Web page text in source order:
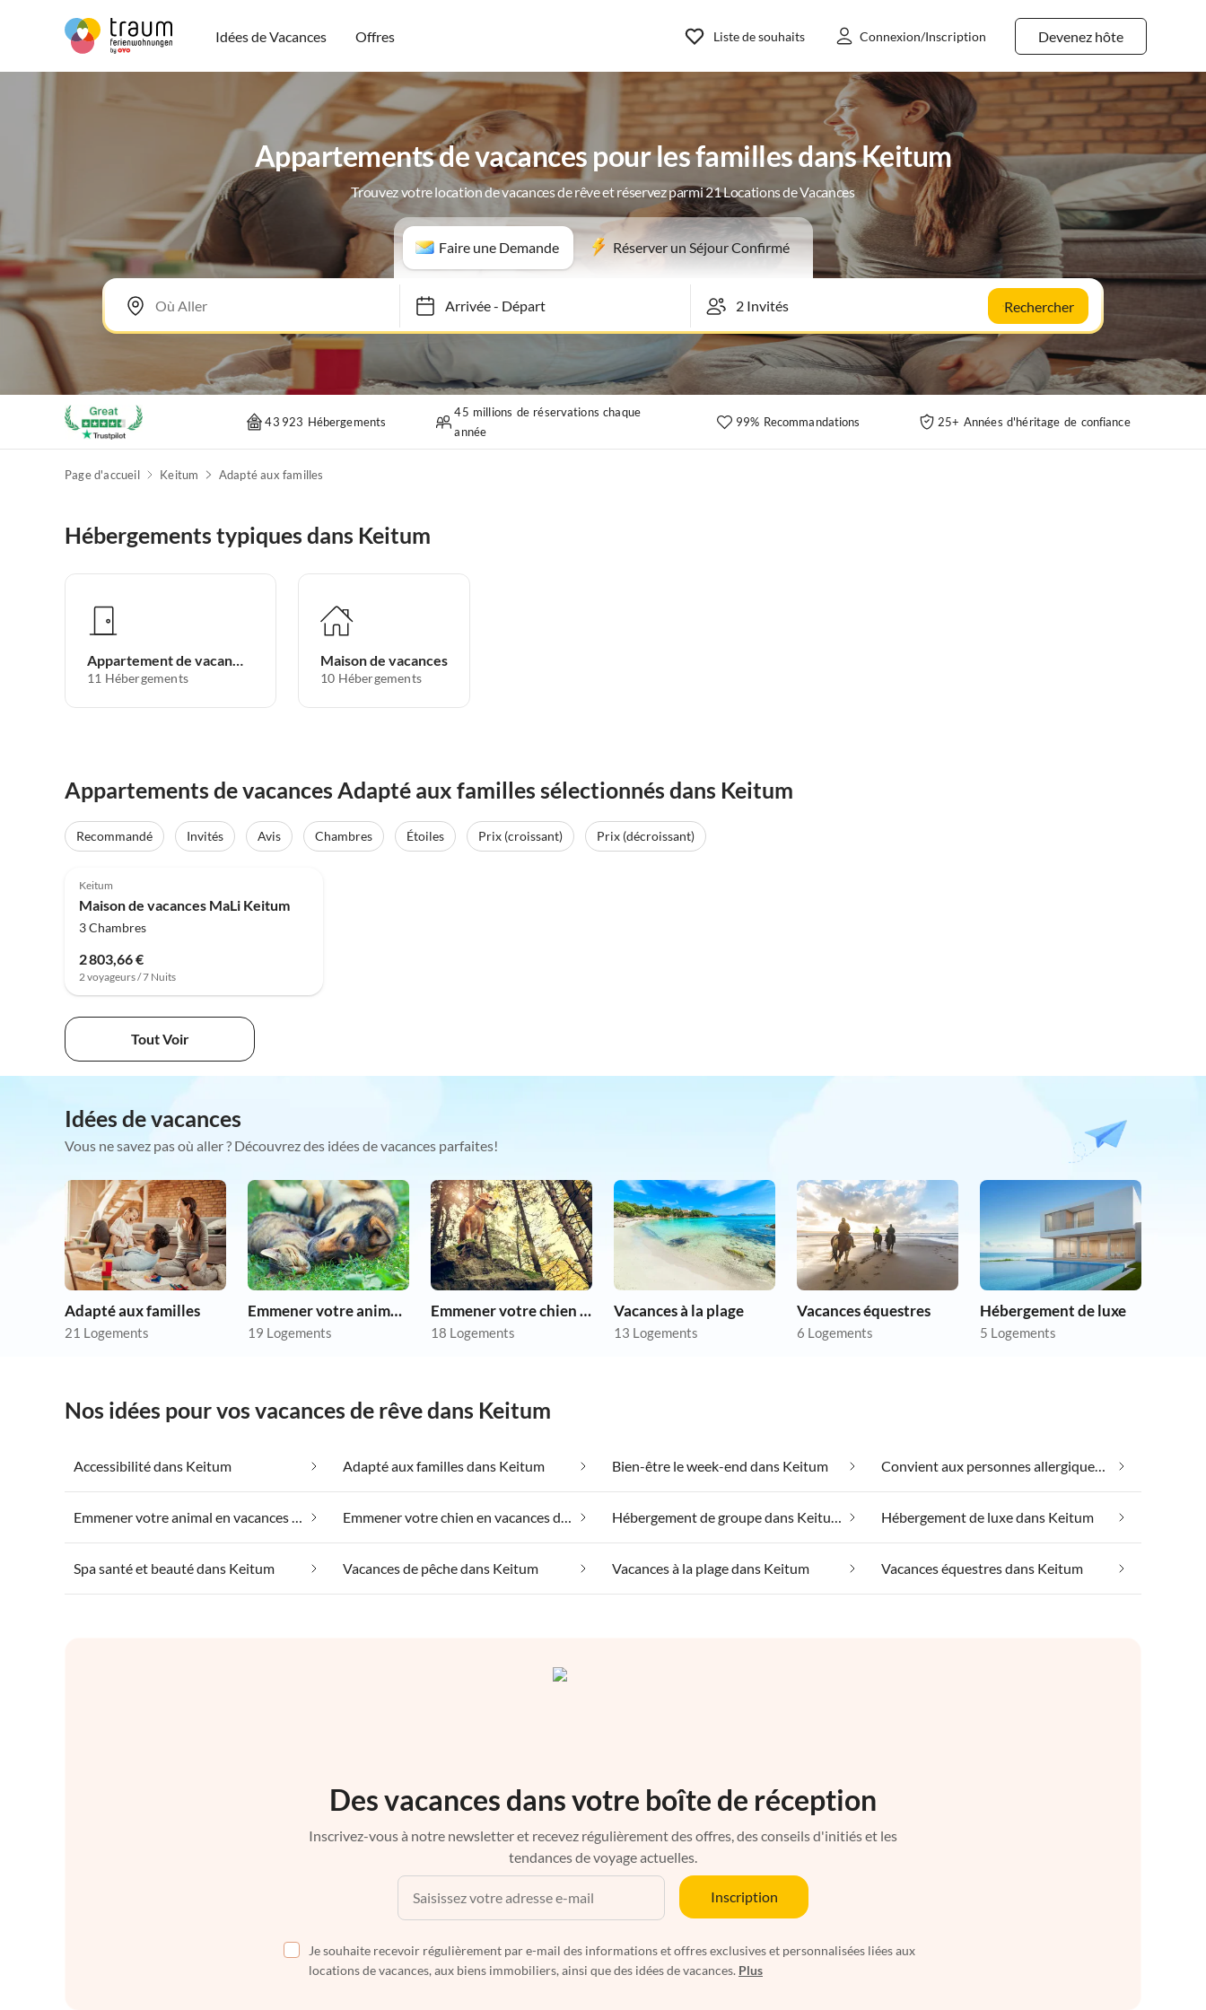
Idées de Vacances Offres Devenez hôte
Liste de souhaits Connexion/Inscription
Appartements de vacances pour les familles dans Keitum
Trouvez votre location de vacances de rêve et réservez parmi 21 Locations de Vacances
Faire une Demande Réserver un Séjour Confirmé
Arrivée-Départ Rechercher
43 923 Hébergements
45 millions de réservations chaque
année
99% Recommandations 25+ Années d'héritage de confiance
Page d'accueil Keitum Adapté aux familles
Hébergements typiques dans Keitum
Appartement de vacances
11 Hébergements
Maison de vacances
10 Hébergements
Appartements de vacances Adapté aux familles sélectionnés dans Keitum
Recommandé Invités Avis Chambres Étoiles Prix (croissant) Prix (décroissant)
Keitum
Maison de vacances MaLi Keitum
3 Chambres
2 803,66 €
2 voyageurs / 7 Nuits
Tout Voir
Idées de vacances
Vous ne savez pas où aller ? Découvrez des idées de vacances parfaites!
Adapté aux familles
21 Logements
Emmener votre animal en vacances
19 Logements
Emmener votre chien en vacances
18 Logements
Vacances à la plage
13 Logements
Vacances équestres
6 Logements
Hébergement de luxe
5 Logements
Nos idées pour vos vacances de rêve dans Keitum
Accessibilité dans Keitum Adapté aux familles dans Keitum Bien-être le week-end dans Keitum Convient aux personnes allergiques dans Keitum
Emmener votre animal en vacances dans Keitum Emmener votre chien en vacances dans Keitum Hébergement de groupe dans Keitum Hébergement de luxe dans Keitum
Spa santé et beauté dans Keitum Vacances de pêche dans Keitum Vacances à la plage dans Keitum Vacances équestres dans Keitum
Des vacances dans votre boîte de réception
Inscrivez-vous à notre newsletter et recevez régulièrement des offres, des conseils d'initiés et les
tendances de voyage actuelles.
Inscription
Je souhaite recevoir régulièrement par e-mail des informations et offres exclusives et personnalisées liées aux
locations de vacances, aux biens immobiliers, ainsi que des idées de vacances. Plus